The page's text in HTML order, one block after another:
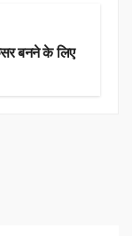
बनने के लिए